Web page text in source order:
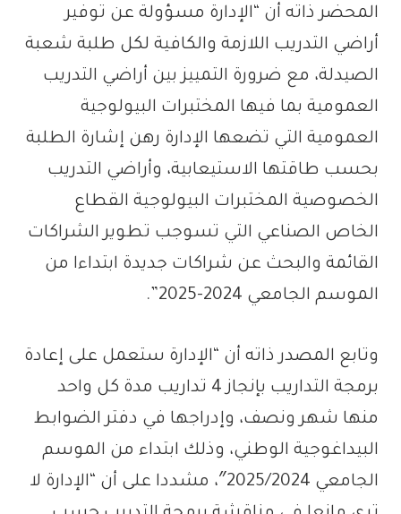
المحضر ذاته أن “الإدارة مسؤولة عن توفير
أراضي التدريب اللازمة والكافية لكل طلبة شعبة
الصيدلة، مع ضرورة التمييز بين أراضي التدريب
العمومية بما فيها المختبرات البيولوجية
العمومية التي تضعها الإدارة رهن إشارة الطلبة
بحسب طاقتها الاستيعابية، وأراضي التدريب
الخصوصية المختبرات البيولوجية القطاع
الخاص الصناعي التي تسوجب تطوير الشراكات
القائمة والبحث عن شراكات جديدة ابتداءا من
الموسم الجامعي 2024-2025”.
وتابع المصدر ذاته أن “الإدارة ستعمل على إعادة
برمجة التداريب بإنجاز 4 تداريب مدة كل واحد
منها شهر ونصف، وإدراجها في دفتر الضوابط
البيداغوجية الوطني، وذلك ابتداء من الموسم
الجامعي 2025/2024″، مشددا على أن “الإدارة لا